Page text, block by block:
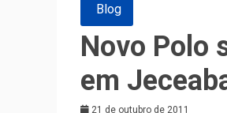
Blog
Novo Polo
em
21 de outubro de 2011